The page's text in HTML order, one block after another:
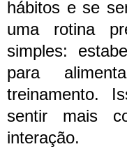
hábitos e se
uma rotina
simples:
para
treinamento.
sentir mais
interação.